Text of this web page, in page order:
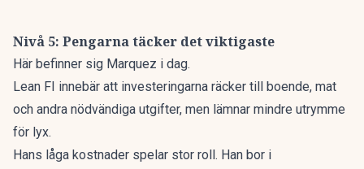
Nivå 5: Pengarna täcker det viktigaste
Här befinner sig Marquez i dag.
Lean FI innebär att investeringarna räcker till boende, mat
och andra nödvändiga utgifter, men lämnar mindre utrymme
för lyx.
Hans låga kostnader spelar stor roll. Han bor i